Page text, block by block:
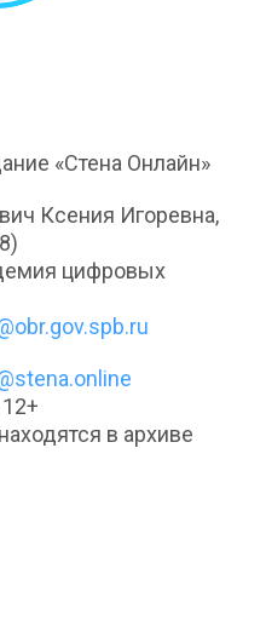
«Стена Онлайн»
Ксения Игоревна,
цифровых
в архиве